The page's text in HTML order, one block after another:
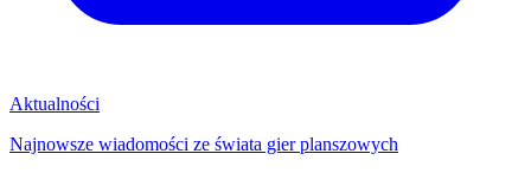
Aktualności
Najnowsze wiadomości ze świata gier planszowych